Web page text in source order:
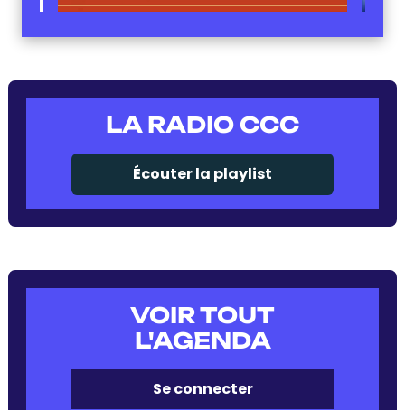
LA RADIO CCC
Écouter la playlist
VOIR TOUT
L'AGENDA
Se connecter